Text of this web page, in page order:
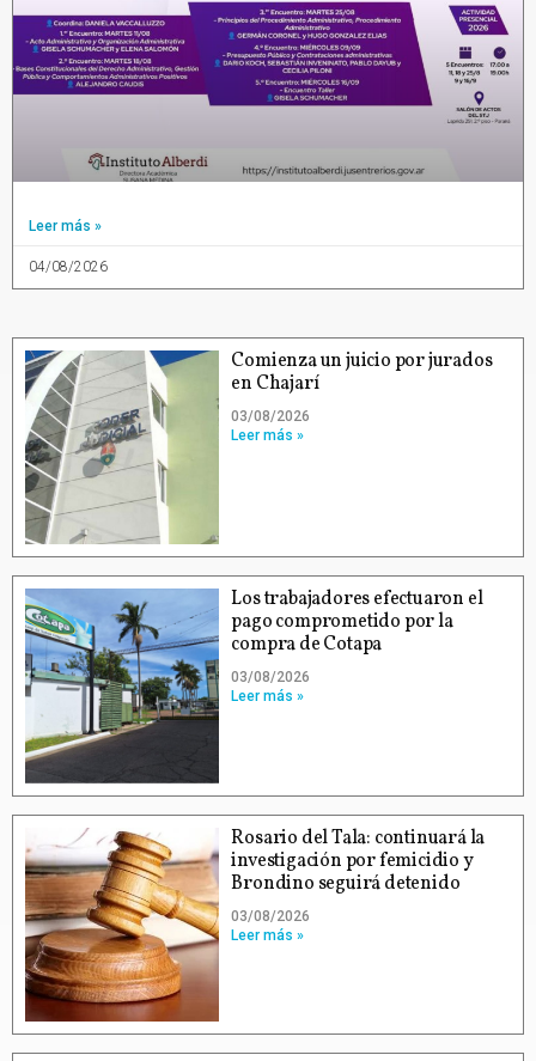
Leer más »
04/08/2026
Comienza un juicio por jurados
en Chajarí
03/08/2026
Leer más »
Los trabajadores efectuaron el
pago comprometido por la
compra de Cotapa
03/08/2026
Leer más »
Rosario del Tala: continuará la
investigación por femicidio y
Brondino seguirá detenido
03/08/2026
Leer más »